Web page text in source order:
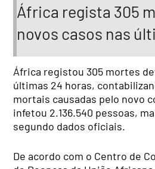
África regista 305
novos casos nas
África registou 305 mortes
últimas 24 horas,
mortais causadas pelo novo
infetou 2.136.540 pessoas,
segundo dados oficiais.
De acordo com o Centro de